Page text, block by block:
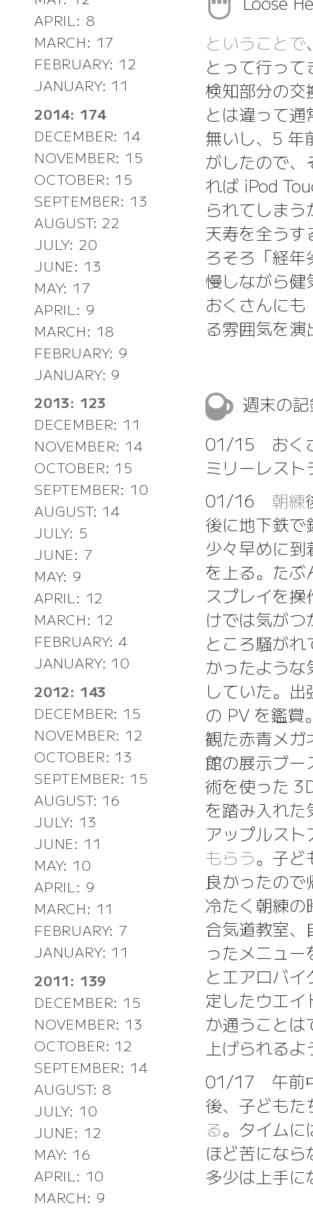
APRIL: 8
MARCH: 17
FEBRUARY: 12
JANUARY: 11
2014: 174
DECEMBER: 14
NOVEMBER: 15
OCTOBER: 15
SEPTEMBER: 13
AUGUST: 22
JULY: 20
JUNE: 13
MAY: 17
APRIL: 9
MARCH: 18
FEBRUARY: 9
JANUARY: 9
2013: 123
DECEMBER: 11
NOVEMBER: 14
OCTOBER: 15
SEPTEMBER: 10
AUGUST: 14
JULY: 5
JUNE: 7
MAY: 9
APRIL: 12
MARCH: 12
FEBRUARY: 4
JANUARY: 10
2012: 143
DECEMBER: 15
NOVEMBER: 12
OCTOBER: 13
SEPTEMBER: 15
AUGUST: 16
JULY: 13
JUNE: 11
MAY: 10
APRIL: 9
MARCH: 11
FEBRUARY: 7
JANUARY: 11
2011: 139
DECEMBER: 15
NOVEMBER: 13
OCTOBER: 12
SEPTEMBER: 14
AUGUST: 8
JULY: 10
JUNE: 12
MAY: 16
APRIL: 10
MARCH: 9
ということで
とって行っ
検知部分の
とは違って
無いし、5 年
がしたので
れば iPod
られてしま
天寿を全う
ろそろ「経
慢しながら
おくさんに
る雰囲気を
週末の
01/15 おく
ミリーレス
01/16 朝練
後に地下鉄
少々早めに
を上る。た
スプレイを
けでは気が
ところ騒が
かったよう
していた。
の PV を鑑賞
観た赤青メガ
館の展示ブー
術を使った
を踏み入れ
アップルスト
もらう。子
良かったの
冷たく朝練
合気道教室
ったメニュ
とエアロバ
定したウエ
か通うこと
上げられる
01/17 午前
後、子ども
る。タイム
ほど苦にな
多少は上手